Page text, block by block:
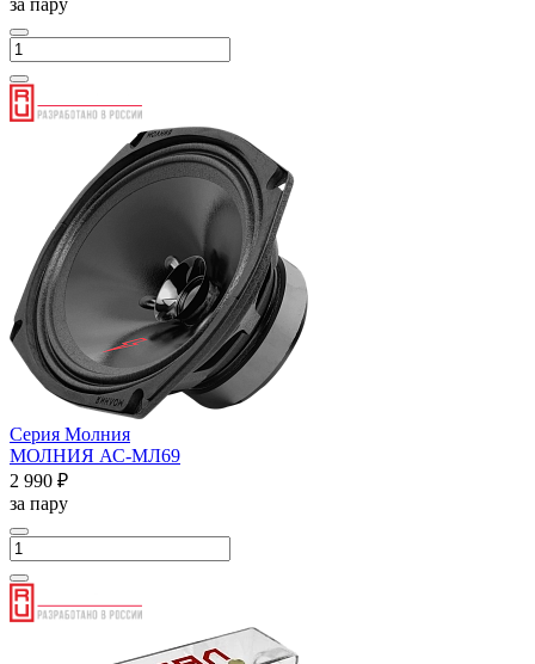
за пару
Серия Молния
МОЛНИЯ АС-МЛ69
2 990 ₽
за пару